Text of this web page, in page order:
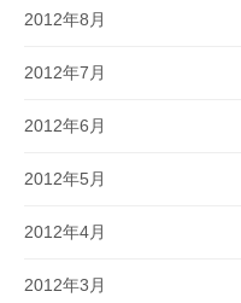
2012年8月
2012年7月
2012年6月
2012年5月
2012年4月
2012年3月